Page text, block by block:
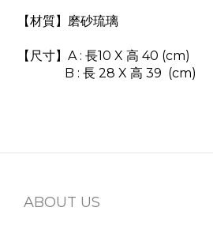
【材質】 磨砂琉璃
【 尺寸】 A : 長10 X 高 40 (cm)
B : 長 28 X 高 39 (cm)
ABOUT US